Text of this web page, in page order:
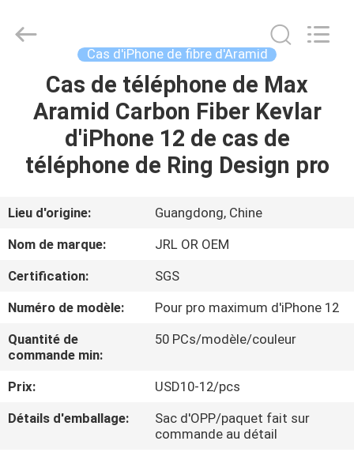
MAISON
PRODUITS
VIDÉOS
VR
À
PROPOS
DE
NOUS
Technology
Cas d'iPhone de fibre d'Aramid
Cas de téléphone de Max
Aramid Carbon Fiber Kevlar
d'iPhone 12 de cas de
téléphone de Ring Design pro
Lieu d'origine:
Guangdong, Chine
Nom de marque:
JRL OR OEM
Certification:
SGS
Numéro de modèle:
Pour pro maximum d'iPhone 12
Quantité de
commande min:
50 PCs/modèle/couleur
Prix:
USD10-12/pcs
Détails d'emballage:
Sac d'OPP/paquet fait sur
commande au détail